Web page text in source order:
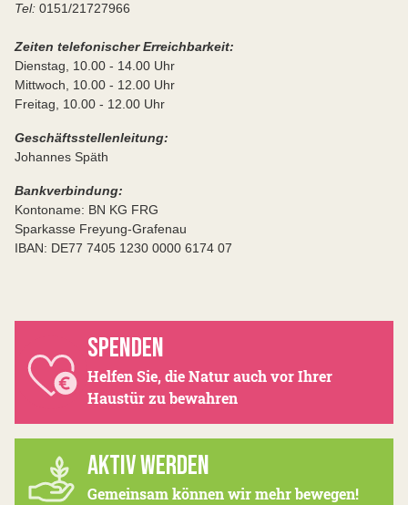
Tel: 0151/21727966
Zeiten telefonischer Erreichbarkeit:
Dienstag, 10.00 - 14.00 Uhr
Mittwoch, 10.00 - 12.00 Uhr
Freitag, 10.00 - 12.00 Uhr
Geschäftsstellenleitung:
Johannes Späth
Bankverbindung:
Kontoname: BN KG FRG
Sparkasse Freyung-Grafenau
IBAN: DE77 7405 1230 0000 6174 07
SPENDEN
Helfen Sie, die Natur auch vor Ihrer
Haustür zu bewahren
AKTIV WERDEN
Gemeinsam können wir mehr bewegen!